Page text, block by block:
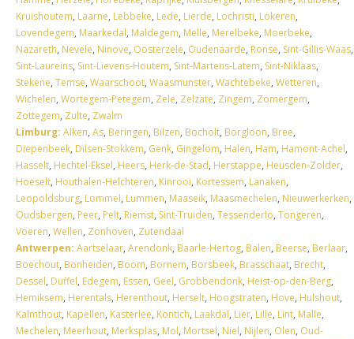
Kruishoutem, Laarne, Lebbeke, Lede, Lierde, Lochristi, Lokeren,
Lovendegem, Maarkedal, Maldegem, Melle, Merelbeke, Moerbeke,
Nazareth, Nevele, Ninove, Oosterzele, Oudenaarde, Ronse, Sint-Gillis-Waas,
Sint-Laureins, Sint-Lievens-Houtem, Sint-Martens-Latem, Sint-Niklaas,
Stekene, Temse, Waarschoot, Waasmunster, Wachtebeke, Wetteren,
Wichelen, Wortegem-Petegem, Zele, Zelzate, Zingem, Zomergem,
Zottegem, Zulte, Zwalm
Limburg: Alken, As, Beringen, Bilzen, Bocholt, Borgloon, Bree,
Diepenbeek, Dilsen-Stokkem, Genk, Gingelom, Halen, Ham, Hamont-Achel,
Hasselt, Hechtel-Eksel, Heers, Herk-de-Stad, Herstappe, Heusden-Zolder,
Hoeselt, Houthalen-Helchteren, Kinrooi, Kortessem, Lanaken,
Leopoldsburg, Lommel, Lummen, Maaseik, Maasmechelen, Nieuwerkerken,
Oudsbergen, Peer, Pelt, Riemst, Sint-Truiden, Tessenderlo, Tongeren,
Voeren, Wellen, Zonhoven, Zutendaal
Antwerpen: Aartselaar, Arendonk, Baarle-Hertog, Balen, Beerse, Berlaar,
Boechout, Bonheiden, Boom, Bornem, Borsbeek, Brasschaat, Brecht,
Dessel, Duffel, Edegem, Essen, Geel, Grobbendonk, Heist-op-den-Berg,
Hemiksem, Herentals, Herenthout, Herselt, Hoogstraten, Hove, Hulshout,
Kalmthout, Kapellen, Kasterlee, Kontich, Laakdal, Lier, Lille, Lint, Malle,
Mechelen, Meerhout, Merksplas, Mol, Mortsel, Niel, Nijlen, Olen, Oud-